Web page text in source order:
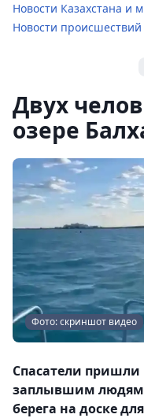
Новости Казахстана и
Новости происшествий
Двух
озере
Фото: скриншот видео
Спасатели
заплывшим людям
берега на доске